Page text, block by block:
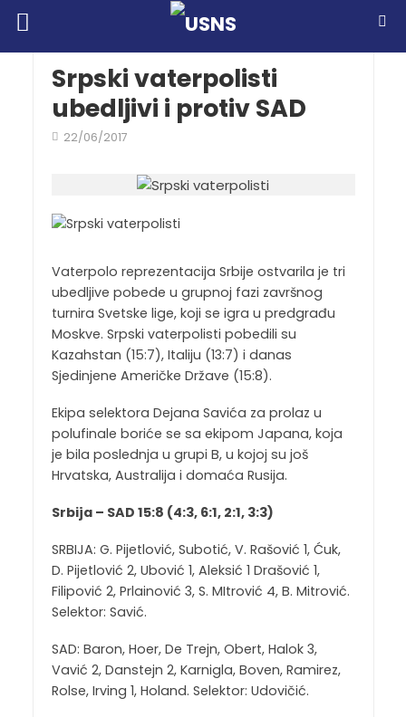
Srpski vaterpolisti
ubedljivi i protiv SAD
22/06/2017
Vaterpolo reprezentacija Srbije ostvarila je tri
ubedljive pobede u grupnoj fazi završnog
turnira Svetske lige, koji se igra u predgrađu
Moskve. Srpski vaterpolisti pobedili su
Kazahstan (15:7), Italiju (13:7) i danas
Sjedinjene Američke Države (15:8).
Ekipa selektora Dejana Savića za prolaz u
polufinale boriće se sa ekipom Japana, koja
je bila poslednja u grupi B, u kojoj su još
Hrvatska, Australija i domaća Rusija.
Srbija – SAD 15:8 (4:3, 6:1, 2:1, 3:3)
SRBIJA: G. Pijetlović, Subotić, V. Rašović 1, Ćuk,
D. Pijetlović 2, Ubović 1, Aleksić 1 Drašović 1,
Filipović 2, Prlainović 3, S. MItrović 4, B. Mitrović.
Selektor: Savić.
SAD: Baron, Hoer, De Trejn, Obert, Halok 3,
Vavić 2, Danstejn 2, Karnigla, Boven, Ramirez,
Rolse, Irving 1, Holand. Selektor: Udovičić.